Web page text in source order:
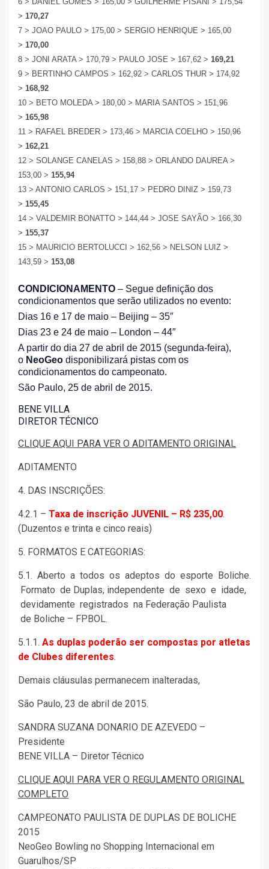
> 170,27
7 > JOAO PAULO > 175,00 > SERGIO HENRIQUE > 165,00
> 170,00
8 > JONI ARATA > 170,79 > PAULO JOSE > 167,62 > 169,21
9 > BERTINHO CAMPOS > 162,92 > CARLOS THUR > 174,92
> 168,92
10 > BETO MOLEDA > 180,00 > MARIA SANTOS > 151,96
> 165,98
11 > RAFAEL BREDER > 173,46 > MARCIA COELHO > 150,96
> 162,21
12 > SOLANGE CANELAS > 158,88 > ORLANDO DAUREA >
153,00 > 155,94
13 > ANTONIO CARLOS > 151,17 > PEDRO DINIZ > 159,73
> 155,45
14 > VALDEMIR BONATTO > 144,44 > JOSE SAYÃO > 166,30
> 155,37
15 > MAURICIO BERTOLUCCI > 162,56 > NELSON LUIZ >
143,59 > 153,08
CONDICIONAMENTO – Segue definição dos
condicionamentos que serão utilizados no evento:
Dias 16 e 17 de maio – Beijing – 35″
Dias 23 e 24 de maio – London – 44″
A partir do dia 27 de abril de 2015 (segunda-feira),
o NeoGeo disponibilizará pistas com os
condicionamentos do campeonato.
São Paulo, 25 de abril de 2015.
BENE VILLA
DIRETOR TÉCNICO
CLIQUE AQUI PARA VER O ADITAMENTO ORIGINAL
ADITAMENTO
4. DAS INSCRIÇÕES:
4.2.1 – Taxa de inscrição JUVENIL – R$ 235,00.
(Duzentos e trinta e cinco reais)
5. FORMATOS E CATEGORIAS:
5.1. Aberto a todos os adeptos do esporte Boliche.
Formato de Duplas, independente de sexo e idade,
devidamente registrados na Federação Paulista
de Boliche – FPBOL.
5.1.1. As duplas poderão ser compostas por atletas
de Clubes diferentes.
Demais cláusulas permanecem inalteradas,
São Paulo, 23 de abril de 2015.
SANDRA SUZANA DONARIO DE AZEVEDO –
Presidente
BENE VILLA – Diretor Técnico
CLIQUE AQUI PARA VER O REGULAMENTO ORIGINAL
COMPLETO
CAMPEONATO PAULISTA DE DUPLAS DE BOLICHE
2015
NeoGeo Bowling no Shopping Internacional em
Guarulhos/SP